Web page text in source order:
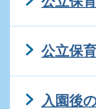
公立保
入園後